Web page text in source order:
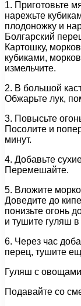
1. Приготовьте
нарежьте
плодоножку и
Болгарский
Картошку,
кубиками,
измельчите.
2. В большой
Обжарьте лук,
3. Повысьте
Посолите и
минут.
4. Добавьте
Перемешайте.
5. Вложите
Доведите до
понизьте огонь
и тушите гуляш в
6. Через час
перец, тушите
Гуляш с овощами
Подавайте со